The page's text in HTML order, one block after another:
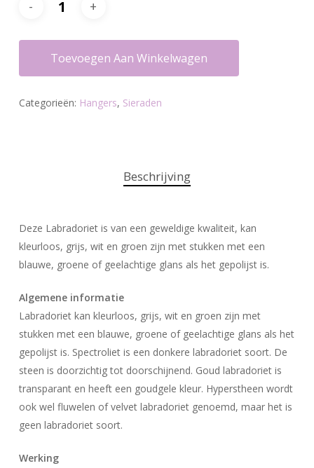
Toevoegen Aan Winkelwagen
Categorieën: Hangers, Sieraden
Beschrijving
Deze Labradoriet is van een geweldige kwaliteit, kan
kleurloos, grijs, wit en groen zijn met stukken met een
blauwe, groene of geelachtige glans als het gepolijst is.
Algemene informatie
Labradoriet kan kleurloos, grijs, wit en groen zijn met
stukken met een blauwe, groene of geelachtige glans als het
gepolijst is. Spectroliet is een donkere labradoriet soort. De
steen is doorzichtig tot doorschijnend. Goud labradoriet is
transparant en heeft een goudgele kleur. Hyperstheen wordt
ook wel fluwelen of velvet labradoriet genoemd, maar het is
geen labradoriet soort.
Werking